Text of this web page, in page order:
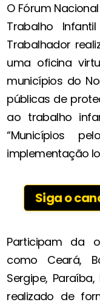
O Fórum
Trabalho
Trabalhador
uma oficina
municípios do
públicas de
ao trabalho
“Municípios
implementação
Siga o
Participam da
como Ceará,
Sergipe,
realizado de